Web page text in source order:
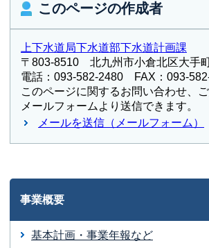
このページの作成者
上下水道局下水道部下水道計画課
〒803-8510 北九州市小倉北区大手
電話：093-582-2480 FAX：093-
このページに関するお問い合わせ、
メールフォームより送信できます。
メールを送信（メールフォーム）
事業概要
基本計画・事業年報など